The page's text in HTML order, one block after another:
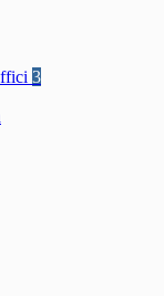
3